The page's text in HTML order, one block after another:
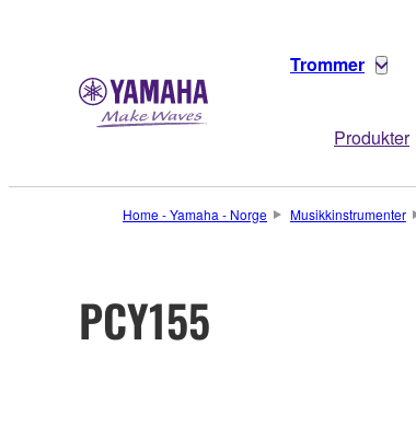
Trommer
Produkter
Home - Yamaha - Norge Musikkinstrumenter
PCY155